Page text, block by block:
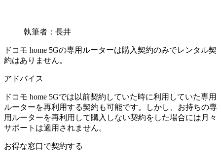
執筆者：長井
ドコモ home 5Gの専用ルーターは購入契約のみでレンタル契
約はありません。
アドバイス
ドコモ home 5Gでは以前契約していた時に利用していた専用
ルーターを再利用する契約も可能です。しかし、お持ちの専
用ルーターを再利用して購入しない契約をした場合には月々
サポートは適用されません。
お得な窓口で契約する